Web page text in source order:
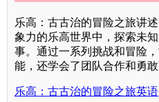
乐高：古古治的冒险之旅讲
象力的乐高世界中，探索未
事。通过一系列挑战和冒险
能，还学会了团队合作和勇
乐高：古古治的冒险之旅英语